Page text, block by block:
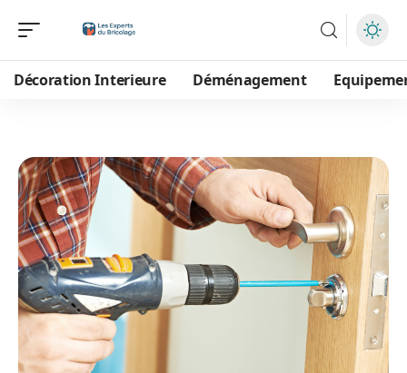
Décoration Interieure Déménagement